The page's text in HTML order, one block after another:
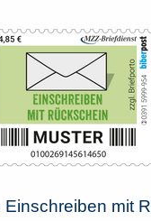
Einschreiben mit